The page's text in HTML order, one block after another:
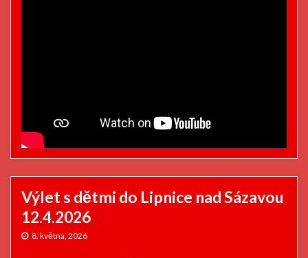
Výlet s dětmi do Lipnice nad Sázavou
12.4.2026
8. května, 2026